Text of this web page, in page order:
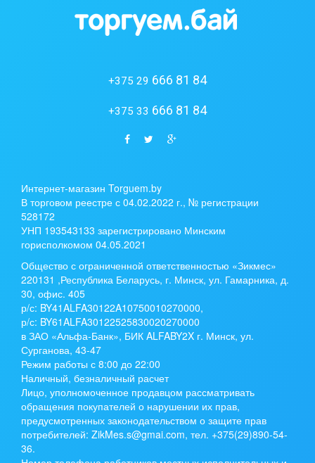
+375 29 666 81 84
+375 33 666 81 84
Интернет-магазин Torguem.by
В торговом реестре с 04.02.2022 г., № регистрации
528172
УНП 193543133 зарегистрировано Минским
горисполкомом 04.05.2021
Общество с ограниченной ответственностью «Зикмес»
220131 ,Республика Беларусь, г. Минск, ул. Гамарника, д.
30, офис. 405
р/с: BY41ALFA30122A10750010270000,
р/с: BY61ALFA30122525830020270000
в ЗАО «Альфа-Банк», БИК ALFABY2X г. Минск, ул.
Сурганова, 43-47
Режим работы с 8:00 до 22:00
Наличный, безналичный расчет
Лицо, уполномоченное продавцом рассматривать
обращения покупателей о нарушении их прав,
предусмотренных законодательством о защите прав
потребителей: ZikMes.s@gmai.com, тел. +375(29)890-54-
36.